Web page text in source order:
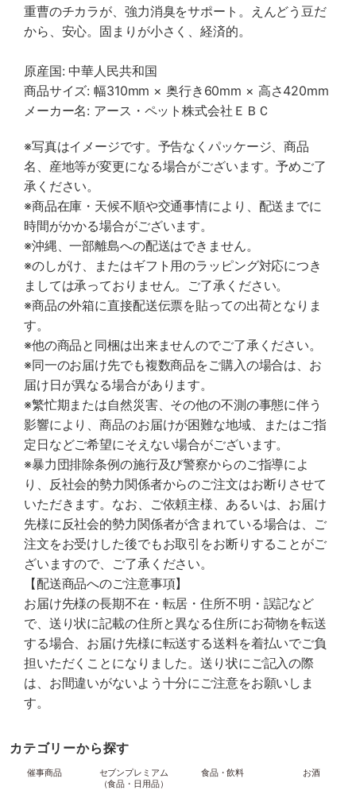
重曹のチカラが、強力消臭をサポート。えんどう豆だ
から、安心。固まりが小さく、経済的。
原産国: 中華人民共和国
商品サイズ: 幅310mm × 奥行き60mm × 高さ420mm
メーカー名: アース・ペット株式会社ＥＢＣ
※写真はイメージです。予告なくパッケージ、商品
名、産地等が変更になる場合がございます。予めご了
承ください。
※商品在庫・天候不順や交通事情により、配送までに
時間がかかる場合がございます。
※沖縄、一部離島への配送はできません。
※のしがけ、またはギフト用のラッピング対応につき
ましては承っておりません。ご了承ください。
※商品の外箱に直接配送伝票を貼っての出荷となりま
す。
※他の商品と同梱は出来ませんのでご了承ください。
※同一のお届け先でも複数商品をご購入の場合は、お
届け日が異なる場合があります。
※繁忙期または自然災害、その他の不測の事態に伴う
影響により、商品のお届けが困難な地域、またはご指
定日などご希望にそえない場合がございます。
※暴力団排除条例の施行及び警察からのご指導によ
り、反社会的勢力関係者からのご注文はお断りさせて
いただきます。なお、ご依頼主様、あるいは、お届け
先様に反社会的勢力関係者が含まれている場合は、ご
注文をお受けした後でもお取引をお断りすることがご
ざいますので、ご了承ください。
【配送商品へのご注意事項】
お届け先様の長期不在・転居・住所不明・誤記など
で、送り状に記載の住所と異なる住所にお荷物を転送
する場合、お届け先様に転送する送料を着払いでご負
担いただくことになりました。送り状にご記入の際
は、お間違いがないよう十分にご注意をお願いしま
す。
カテゴリーから探す
催事商品
セブンプレミアム
（食品・日用品）
食品・飲料 お酒